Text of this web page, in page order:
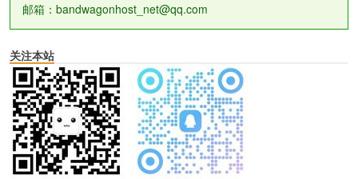
邮箱：bandwagonhost_net@qq.com
关注本站